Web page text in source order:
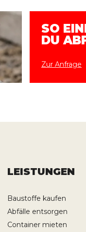
SO
DU
Zur Anfrage
LEISTUNGEN
Baustoffe kaufen
Abfälle entsorgen
Container mieten